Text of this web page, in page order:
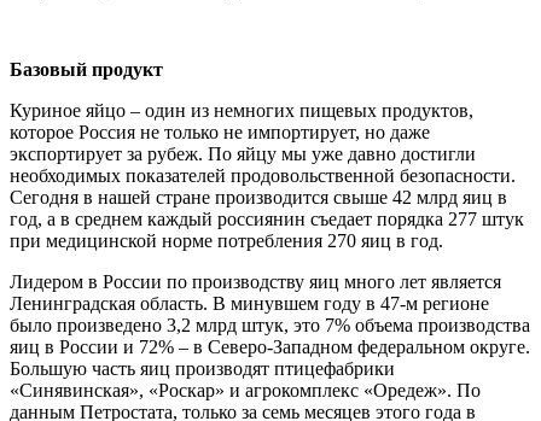
Базовый продукт
Куриное яйцо – один из немногих пищевых продуктов,
которое Россия не только не импортирует, но даже
экспортирует за рубеж. По яйцу мы уже давно достигли
необходимых показателей продовольственной безопасности.
Сегодня в нашей стране производится свыше 42 млрд яиц в
год, а в среднем каждый россиянин съедает порядка 277 штук
при медицинской норме потребления 270 яиц в год.
Лидером в России по производству яиц много лет является
Ленинградская область. В минувшем году в 47-м регионе
было произведено 3,2 млрд штук, это 7% объема производства
яиц в России и 72% – в Северо-Западном федеральном округе.
Большую часть яиц производят птицефабрики
«Синявинская», «Роскар» и агрокомплекс «Оредеж». По
данным Петростата, только за семь месяцев этого года в